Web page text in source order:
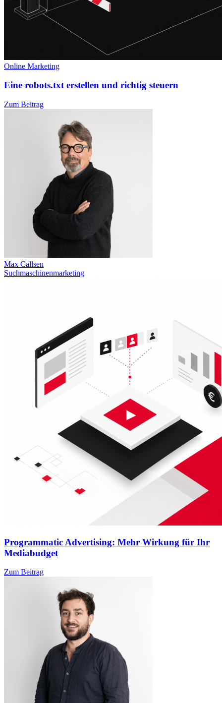
Online Marketing
Eine robots.txt erstellen und richtig steuern
Zum Beitrag
Max Callsen
Suchmaschinenmarketing
Programmatic Advertising: Mehr Wirkung für Ihr
Mediabudget
Zum Beitrag